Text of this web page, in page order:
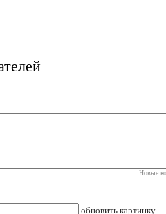
Новые
обновить картинку